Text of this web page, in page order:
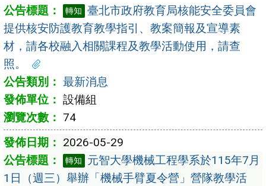
轉知 臺北市政府教育局核能安全委員會
提供核安防護教育教學指引、教案簡報及宣導素
材，請各校融入相關課程及教學活動使用，請查
照。
最新消息
設備組
74
2026-05-29
轉知
元智大學機械工程學系於115年7月
1日（週三）舉辦「機械手臂夏令營」營隊教學活